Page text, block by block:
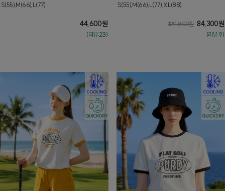
S(55),M(66),L(77)
44,600원
(리뷰:23)
S(55),M(66),L(77),XL(88)
129,800원 84,300원
(리뷰:9)